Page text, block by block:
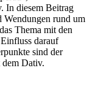
In diesem Beitrag
Wendungen rund um
Thema mit den
darauf
sind der
dem Dativ.